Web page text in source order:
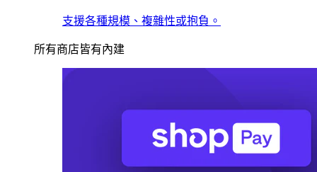
支援各種規模、複雜性或抱負。
所有商店皆有內建